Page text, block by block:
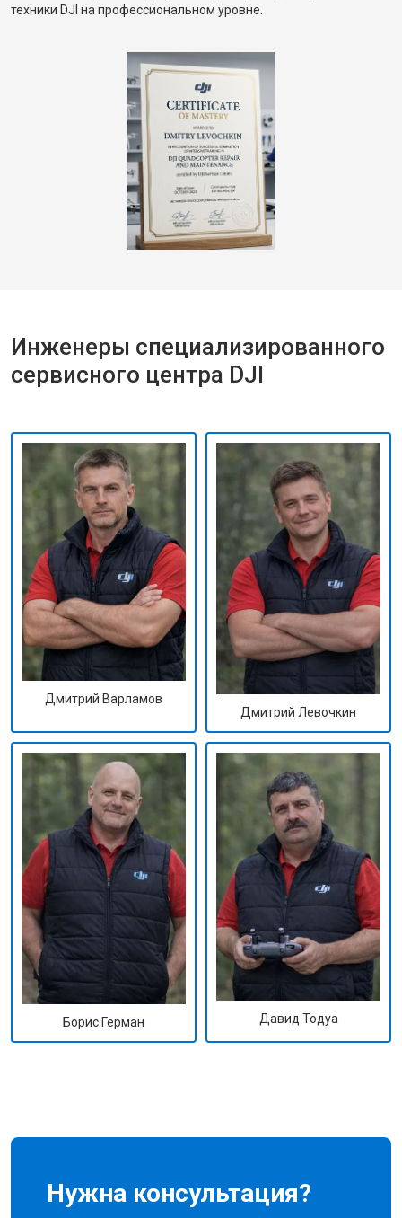
техники DJI на профессиональном уровне.
Инженеры специализированного
сервисного центра DJI
Дмитрий Варламов
Дмитрий Левочкин
Борис Герман Давид Тодуа
Нужна консультация?